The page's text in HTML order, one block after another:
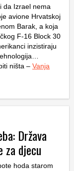
da Izrael nema
avione Hrvatskoj
Barak, a koja
F-16 Block 30
inzistiraju
ništa – Vanja
Država
za djecu
hoda starom